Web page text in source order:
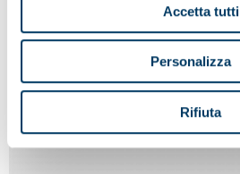
Accetta tutti
Personalizza
Rifiuta
MARTE